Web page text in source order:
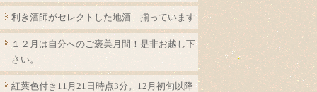
利き酒師がセレクトした地酒 揃っています
１２月は自分へのご褒美月間！是非お越し下
さい。
紅葉色付き11月21日時点3分。12月初旬以降